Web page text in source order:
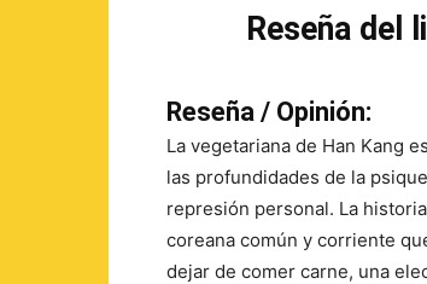
Reseña del
Reseña / Opinión:
La vegetariana de Han Kang
las profundidades de la
represión personal. La
coreana común y corriente
dejar de comer carne, una